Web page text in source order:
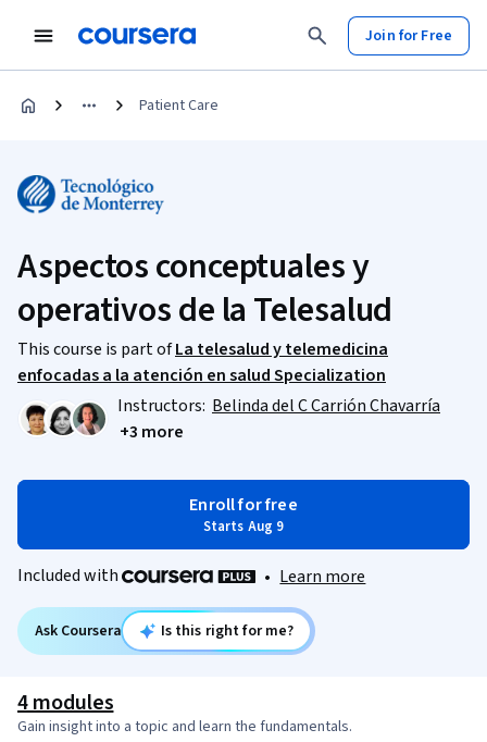
Join for Free
Patient Care
Aspectos conceptuales y
operativos de la Telesalud
This course is part ofLa telesalud y telemedicina
enfocadas a la atención en salud Specialization
Instructors: Belinda del C Carrión Chavarría
+3 more
Enroll for free
Starts Aug 9
Included with • Learn more
Ask Coursera Is this right for me?
4 modules
Gain insight into a topic and learn the fundamentals.